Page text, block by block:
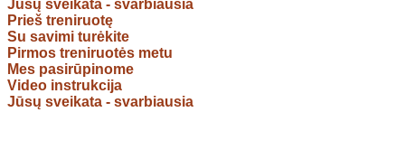
Jūsų sveikata - svarbiausia
Prieš treniruotę
Su savimi turėkite
Pirmos treniruotės metu
Mes pasirūpinome
Video instrukcija
Jūsų sveikata - svarbiausia